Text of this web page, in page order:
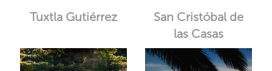
Tuxtla Gutiérrez
San Cristóbal de
las Casas